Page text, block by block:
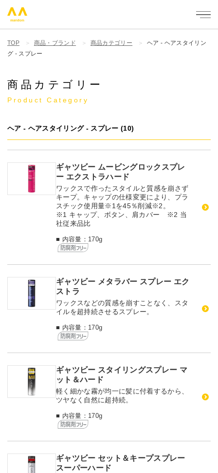
mandom - 株式会社マンダム
TOP 商品・ブランド 商品カテゴリー
ヘア - ヘアスタイリン
グ - スプレー
商品カテゴリー
Product Category
ヘア - ヘアスタイリング - スプレー (10)
ギャツビー ムービングロックスプレ
ー エクストラハード
ワックスで作ったスタイルと質感を崩さず
キープ。キャップの仕様変更により、プラ
スチック使用量※1 を45％削減※2 。
※1 キャップ、ボタン、肩カバー ※2 当
社従来品比
■ 内容量：170g
ギャツビー メタラバー スプレー エク
ストラ
ワックスなどの質感を崩すことなく、スタ
イルを超持続させるスプレー。
■ 内容量：170g
ギャツビー スタイリングスプレー マ
ット＆ハード
軽く細かな霧が均一に髪に付着するから、
ツヤなく自然に超持続。
■ 内容量：170g
ギャツビー セット＆キープスプレー
スーパーハード